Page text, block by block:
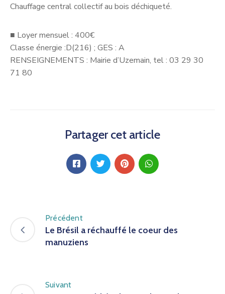
Chauffage central collectif au bois déchiqueté.
■ Loyer mensuel : 400€
Classe énergie :D(216) ; GES : A
RENSEIGNEMENTS : Mairie d’Uzemain, tel : 03 29 30
71 80
Partager cet article
Précédent
Le Brésil a réchauffé le coeur des
manuziens
Suivant